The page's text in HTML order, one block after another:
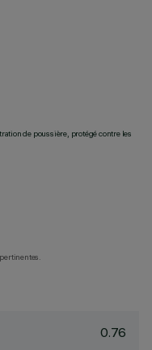
de poussière, protégé contre les
0.76